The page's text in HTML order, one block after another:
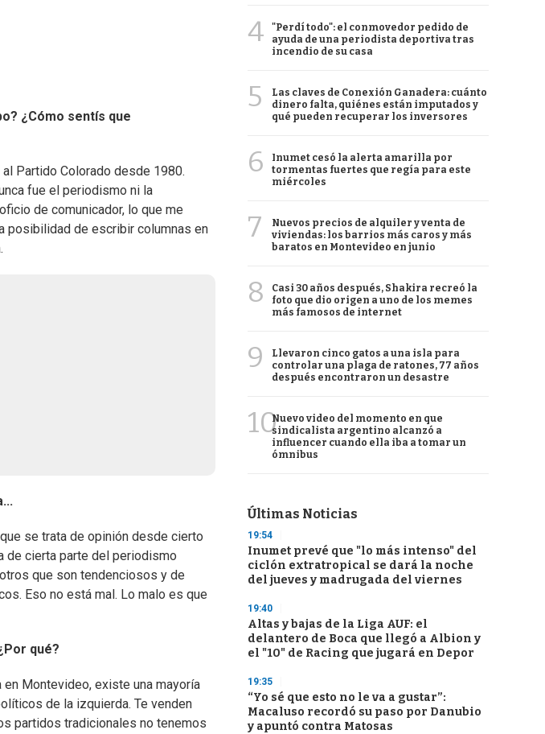
¿Cómo sentís que
Partido Colorado desde 1980.
fue el periodismo ni la
de comunicador, lo que me
posibilidad de escribir columnas en
se trata de opinión desde cierto
de cierta parte del periodismo
que son tendenciosos y de
Eso no está mal. Lo malo es que
qué?
Montevideo, existe una mayoría
de la izquierda. Te venden
partidos tradicionales no tenemos
4
"Perdí todo": el conmovedor pedido de
ayuda de una periodista deportiva tras
incendio de su casa
5
Las claves de Conexión Ganadera: cuánto
dinero falta, quiénes están imputados y
qué pueden recuperar los inversores
6
Inumet cesó la alerta amarilla por
tormentas fuertes que regía para este
miércoles
7
Nuevos precios de alquiler y venta de
viviendas: los barrios más caros y más
baratos en Montevideo en junio
8
Casi 30 años después, Shakira recreó la
foto que dio origen a uno de los memes
más famosos de internet
9
Llevaron cinco gatos a una isla para
controlar una plaga de ratones, 77 años
después encontraron un desastre
10Nuevo video del momento en que
sindicalista argentino alcanzó a
influencer cuando ella iba a tomar un
ómnibus
Últimas Noticias
19:54
Inumet prevé que "lo más intenso" del
ciclón extratropical se dará la noche
del jueves y madrugada del viernes
19:40
Altas y bajas de la Liga AUF: el
delantero de Boca que llegó a Albion y
el "10" de Racing que jugará en Depor
19:35
“Yo sé que esto no le va a gustar”:
Macaluso recordó su paso por Danubio
y apuntó contra Matosas